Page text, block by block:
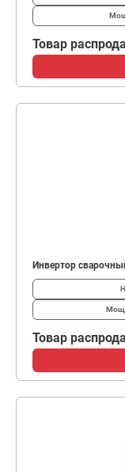
Товар
Инвертор
Товар